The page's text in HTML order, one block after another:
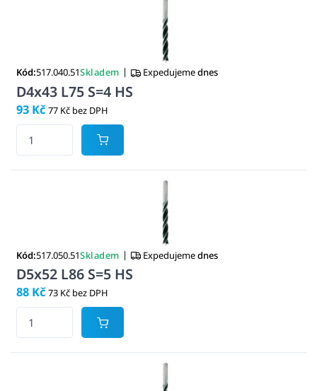
Kód:517.040.51Skladem | Expedujemednes
D4x43 L75 S=4 HS
93 Kč 77 Kč bez DPH
Kód:517.050.51Skladem | Expedujemednes
D5x52 L86 S=5 HS
88 Kč 73 Kč bez DPH